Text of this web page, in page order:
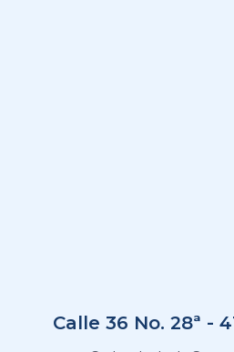
Calle 36 No. 28ª -